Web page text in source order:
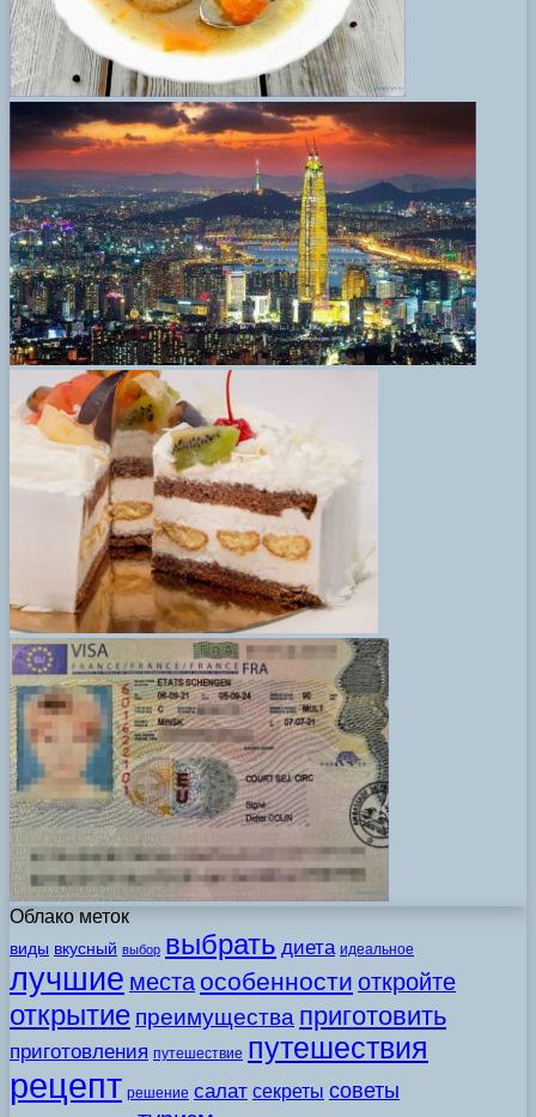
Облако меток
виды вкусный выбор выбрать диета идеальное
лучшие места особенности откройте
открытие преимущества приготовить
приготовления путешествие путешествия
рецепт решение салат секреты советы